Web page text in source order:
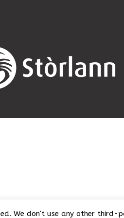
We don't use any other